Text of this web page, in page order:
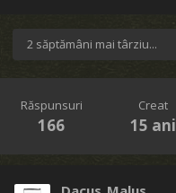
2 săptămâni mai târziu...
Răspunsuri
166
Creat
15 ani